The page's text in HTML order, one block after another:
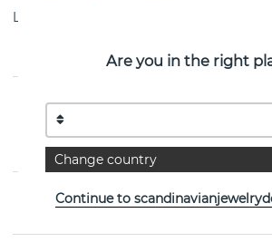
Levering:
PRODUCTOMSCHRIJVING
Love Bead-Green Agate is een 18k
Zweedse Efva Attling
EIGENSCHAPPEN
Are you in the right
Change country
Continue to